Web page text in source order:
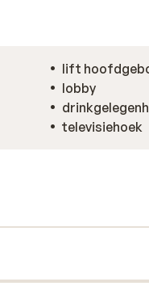
lift
lobby
televisiehoek